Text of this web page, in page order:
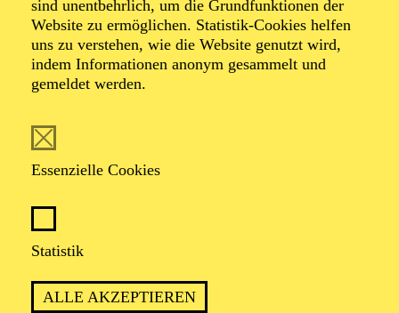
sind unentbehrlich, um die Grundfunktionen der
Website zu ermöglichen. Statistik-Cookies helfen
uns zu verstehen, wie die Website genutzt wird,
indem Informationen anonym gesammelt und
gemeldet werden.
Essenzielle Cookies
Statistik
ALLE AKZEPTIEREN
Foto: Johan Sandberg
Nakai am Masuya Hiroko Ballet Studio in Sapporo